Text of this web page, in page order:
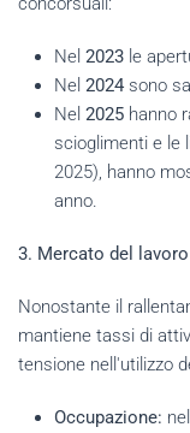
Nel 2023 le
Nel 2024 sono
Nel 2025 hanno
scioglimenti e le
2025), hanno
anno.
3. Mercato del lavoro
Nonostante il
mantiene tassi di
tensione nell'utilizzo
Occupazione: